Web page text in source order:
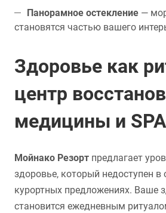
Панорамное остекление —
становятся частью вашего
Здоровье как
центр
медицины и SPA
Мойнако Резорт предлагает
здоровье, который недоступен
курортных предложениях. Ваше
становится ежедневным